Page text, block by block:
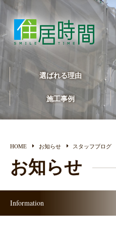
選ばれる理由
施工事例
HOME お知らせ スタッフブログ
お知らせ
Information